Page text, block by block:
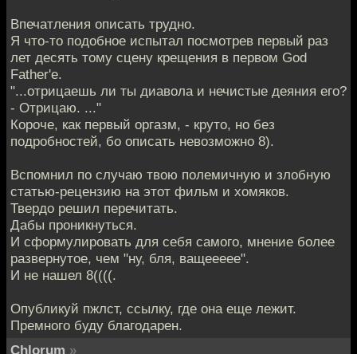
Впечатления описать трудно.
Я что-то подобное испытал посмотрев первый раз
лет десять тому сцену крещения в первом God
Father'е.
"...отрицаешь ли ты диавола и нечистые деяния его?
- Отрицаю. ..."
Короче, как первый оргазм, - круто, но без
подробностей, бо описать невозможно 8).
Вспомнил по случаю твою полемичную и злобную
статью-рецензию на этот фильм и хомяков.
Твердо решил перечитать.
Дабы проникнуться.
И сформулировать для себя самого, мнение более
развернутое, чем "ну, бля, ващеееее".
И не нашел 8((((.
Опубликуй пжлст, ссылку, где она еще лежит.
Премного буду благодарен.
Chlorum »